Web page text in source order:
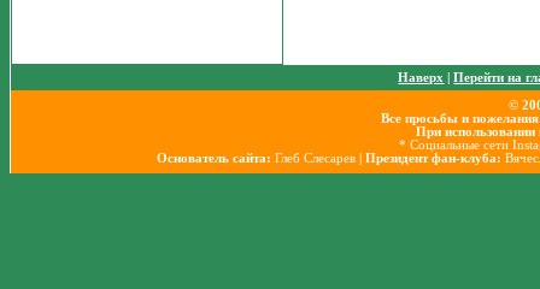
Наверх |Перейти на
©
Все просьбы и
При использовании
* Социальные сети
Основатель сайта: Глеб Слесарев | Президент фан-клуба: